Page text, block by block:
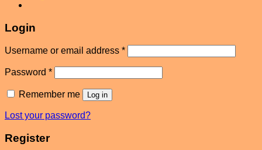
Login
Username or email address *
Password *
Remember me Log in
Lost your password?
Register